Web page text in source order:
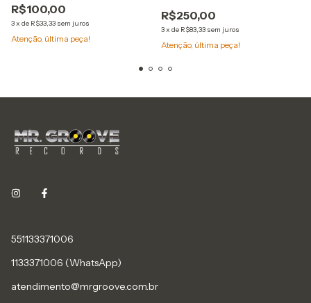
R$100,00
3x de R$33,33 sem juros
Atenção, última peça!
R$250,00
3x de R$83,33 sem juros
Atenção, última peça!
551133371006
1133371006 (WhatsApp)
atendimento@mrgroove.com.br